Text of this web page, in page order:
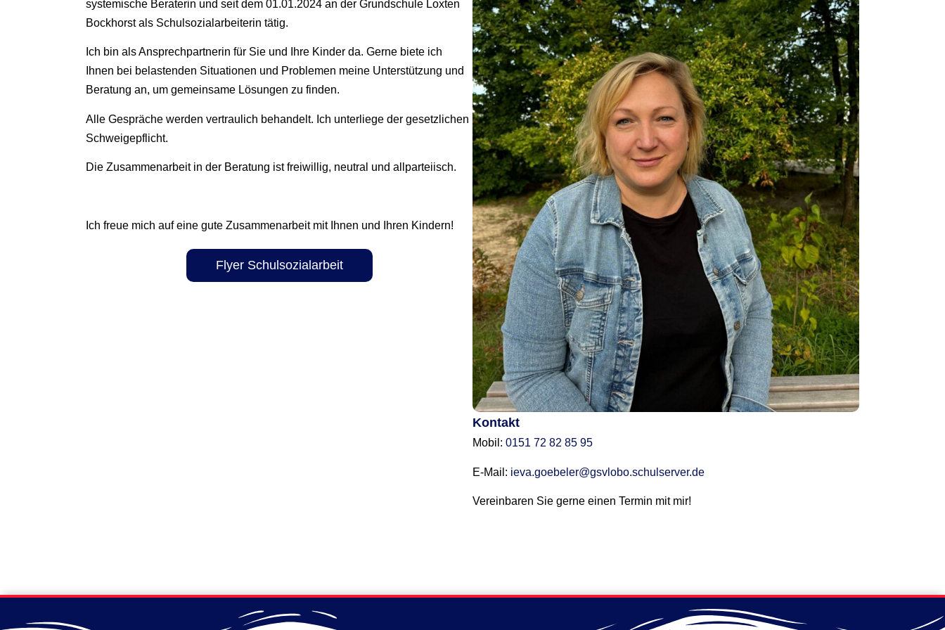
systemische Beraterin und seit dem 01.01.2024 an der Grundschule Loxten
Bockhorst als Schulsozialarbeiterin tätig.
Ich bin als Ansprechpartnerin für Sie und Ihre Kinder da. Gerne biete ich
Ihnen bei belastenden Situationen und Problemen meine Unterstützung und
Beratung an, um gemeinsame Lösungen zu finden.
Alle Gespräche werden vertraulich behandelt. Ich unterliege der gesetzlichen
Schweigepflicht.
Die Zusammenarbeit in der Beratung ist freiwillig, neutral und allparteiisch.
Ich freue mich auf eine gute Zusammenarbeit mit Ihnen und Ihren Kindern!
Flyer Schulsozialarbeit
Kontakt
Mobil: 0151 72 82 85 95
E-Mail: ieva.goebeler@gsvlobo.schulserver.de
Vereinbaren Sie gerne einen Termin mit mir!